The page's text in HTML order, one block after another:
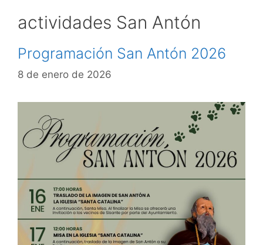
actividades San Antón
Programación San Antón 2026
8 de enero de 2026